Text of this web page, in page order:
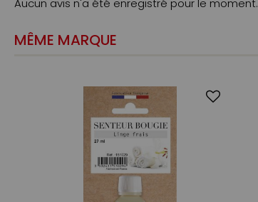
Aucun avis n'a été enregistré pour le moment.
MÊME MARQUE